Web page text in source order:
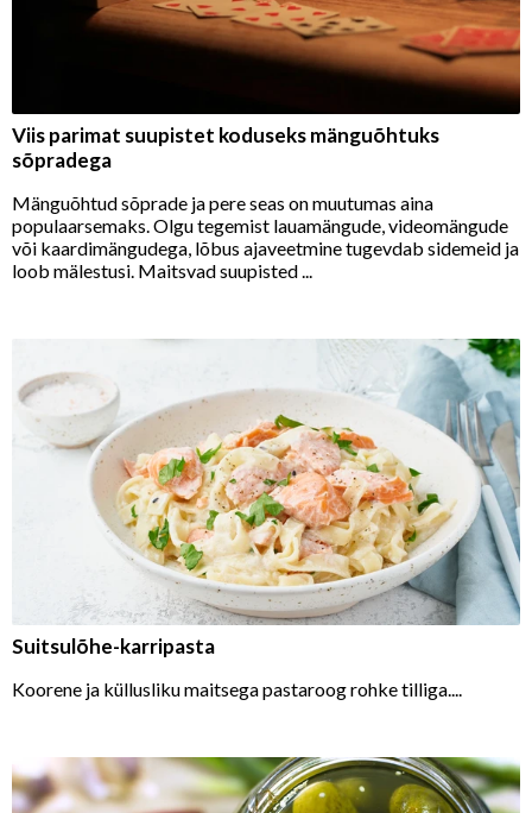
Viis parimat suupistet koduseks mänguõhtuks
sõpradega
Mänguõhtud sõprade ja pere seas on muutumas aina
populaarsemaks. Olgu tegemist lauamängude, videomängude
või kaardimängudega, lõbus ajaveetmine tugevdab sidemeid ja
loob mälestusi. Maitsvad suupisted ...
Suitsulõhe-karripasta
Koorene ja küllusliku maitsega pastaroog rohke tilliga....